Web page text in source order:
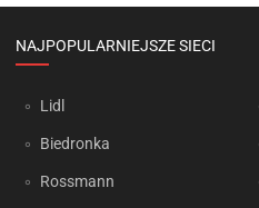
NAJPOPULARNIEJSZE SIECI
Lidl
Biedronka
Rossmann